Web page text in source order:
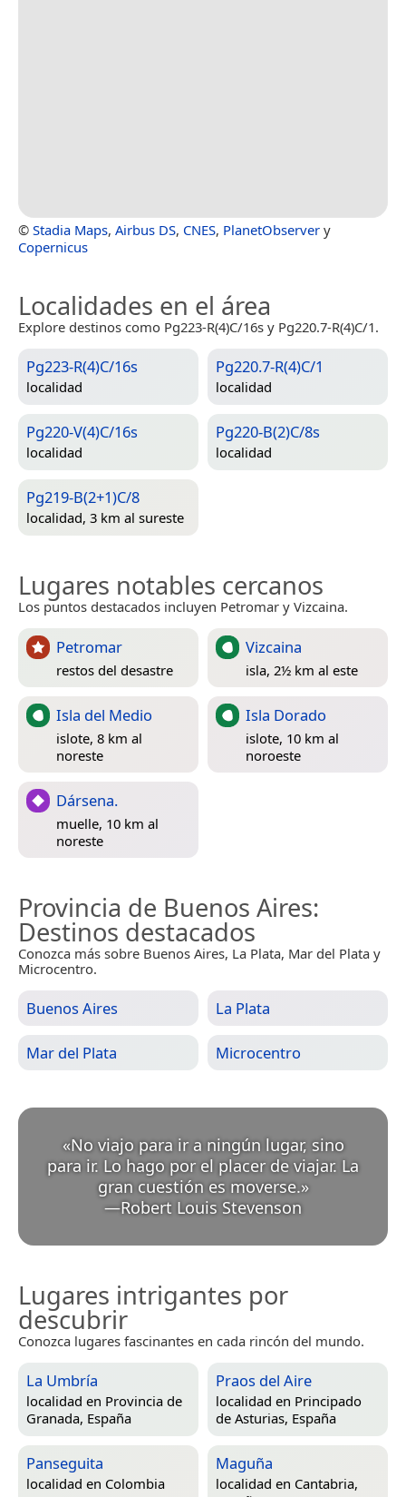
© Stadia Maps, Airbus DS, CNES, PlanetObserver y
Copernicus
Localidades en el área
Explore destinos como Pg223-R(4)C/16s y Pg220.7-R(4)C/1.
Pg223-R(4)C/16s
localidad
Pg220.7-R(4)C/1
localidad
Pg220-V(4)C/16s
localidad
Pg220-B(2)C/8s
localidad
Pg219-B(2+1)C/8
localidad, 3 km al sureste
Lugares notables cercanos
Los puntos destacados incluyen Petromar y Vizcaina.
Petromar
restos del desastre
Vizcaina
isla, 2½ km al este
Isla del Medio
islote, 8 km al
noreste
Isla Dorado
islote, 10 km al
noroeste
Dársena.
muelle, 10 km al
noreste
Provincia de Buenos Aires:
Destinos destacados
Conozca más sobre Buenos Aires, La Plata, Mar del Plata y
Microcentro.
Buenos Aires La Plata
Mar del Plata Microcentro
«No viajo para ir a ningún lugar, sino
para ir. Lo hago por el placer de viajar. La
gran cuestión es moverse. »
—Robert Louis Stevenson
Lugares intrigantes por
descubrir
Conozca lugares fascinantes en cada rincón del mundo.
La Umbría
localidad en Provincia de
Granada, España
Praos del Aire
localidad en Principado
de Asturias, España
Panseguita
localidad en Colombia
Maguña
localidad en Cantabria,